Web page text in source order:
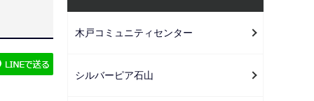
ー
木戸コミュニティセンター
シルバーピア石山